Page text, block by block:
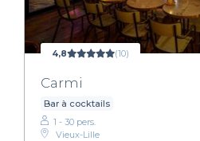
4,8 (10)
Carmi
Bar à cocktails
1 - 30 pers.
Vieux-Lille